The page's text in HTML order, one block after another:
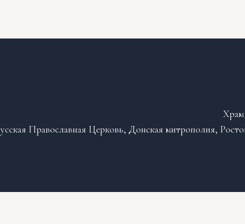
Храм
Православная Церковь, Донская митрополия,